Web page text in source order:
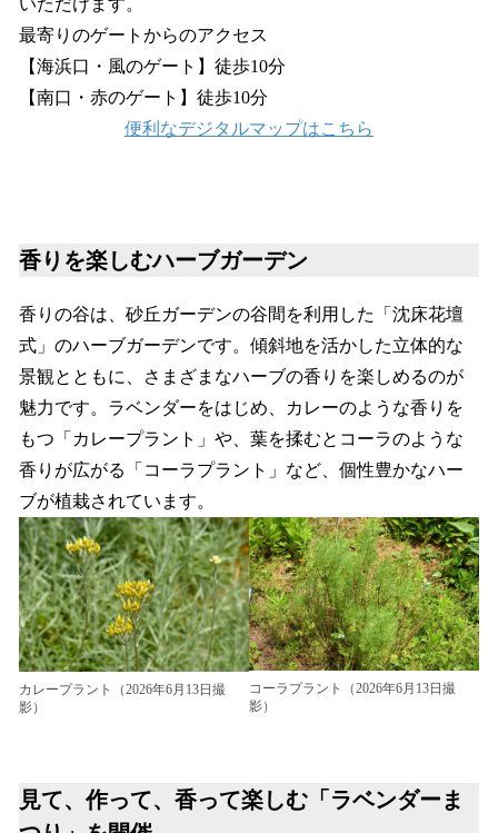
最寄りのゲートからのアクセス
【海浜口・風のゲート】徒歩10分
【南口・赤のゲート】徒歩10分
便利なデジタルマップはこちら
香りを楽しむハーブガーデン
香りの谷は、砂丘ガーデンの谷間を利用した「沈床花壇
式」のハーブガーデンです。傾斜地を活かした立体的な
景観とともに、さまざまなハーブの香りを楽しめるのが
魅力です。ラベンダーをはじめ、カレーのような香りを
もつ「カレープラント」や、葉を揉むとコーラのような
香りが広がる「コーラプラント」など、個性豊かなハー
ブが植栽されています。
カレープラント（2026年6月13日撮
影）
コーラプラント（2026年6月13日撮
影）
見て、作って、香って楽しむ「ラベンダーま